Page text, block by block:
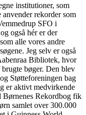
institutioner, som
rekorder som
SFO i
også hér er der
alle vores andre
Jeg selv er også
Bibliotek, hvor
bøger. Den blev
Støtteforeningen bag
er aktivt medvirkende
Børnenes Rekordbog fik
samlet over 300.000